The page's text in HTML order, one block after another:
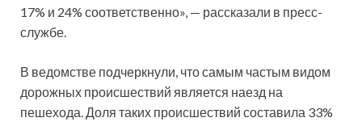
17% и 24% соответственно», — рассказали в пресс-
службе.
В ведомстве подчеркнули, что самым частым видом
дорожных происшествий является наезд на
пешехода. Доля таких происшествий составила 33%